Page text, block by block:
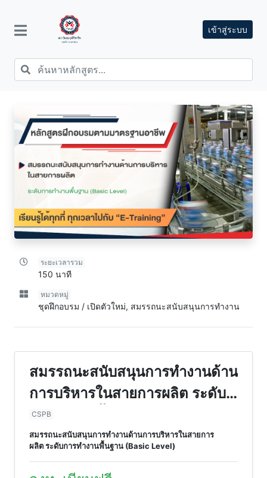
เข้าสู่ระบบ
ระยะเวลารวม
150 นาที
หมวดหมู่
ชุดฝึกอบรม / เปิดตัวใหม่, สมรรถนะสนับสนุนการทำงาน
สมรรถนะสนับสนุนการทำงานด้าน
การบริหารในสายการผลิต ระดับ
การทำงานพื้นฐาน (Basic Level)
CSPB
สมรรถนะสนับสนุนการทำงานด้านการบริหารในสายการ
ผลิต ระดับการทำงานพื้นฐาน (Basic Level)